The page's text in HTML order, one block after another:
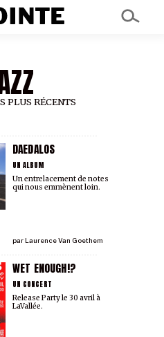
PLUS RÉCENTS
DAEDALOS
UN ALBUM
parLaurence Van Goethem
Un entrelacement de notes
qui nous emmènent loin.
WET ENOUGH!?
UN CONCERT
Release Party le 30 avril à
LaVallée.